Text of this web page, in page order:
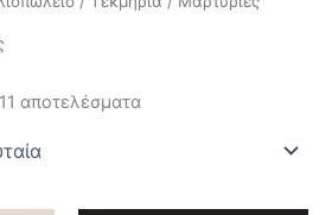
αποτελέσματαSorted